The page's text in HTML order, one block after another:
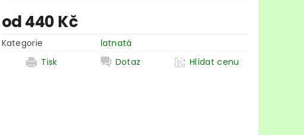
od 440 Kč
Kategorie
latnatá
Tisk
Dotaz Hlídat cenu